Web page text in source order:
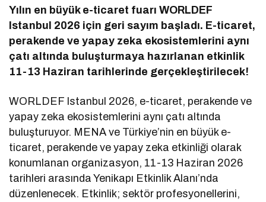
Yılın en büyük e-ticaret fuarı WORLDEF
Istanbul 2026 için geri sayım başladı. E-ticaret,
perakende ve yapay zeka ekosistemlerini aynı
çatı altında buluşturmaya hazırlanan etkinlik
11-13 Haziran tarihlerinde gerçekleştirilecek!
WORLDEF Istanbul 2026, e-ticaret, perakende ve
yapay zeka ekosistemlerini aynı çatı altında
buluşturuyor. MENA ve Türkiye’nin en büyük e-
ticaret, perakende ve yapay zeka etkinliği olarak
konumlanan organizasyon, 11-13 Haziran 2026
tarihleri arasında Yenikapı Etkinlik Alanı’nda
düzenlenecek. Etkinlik; sektör profesyonellerini,